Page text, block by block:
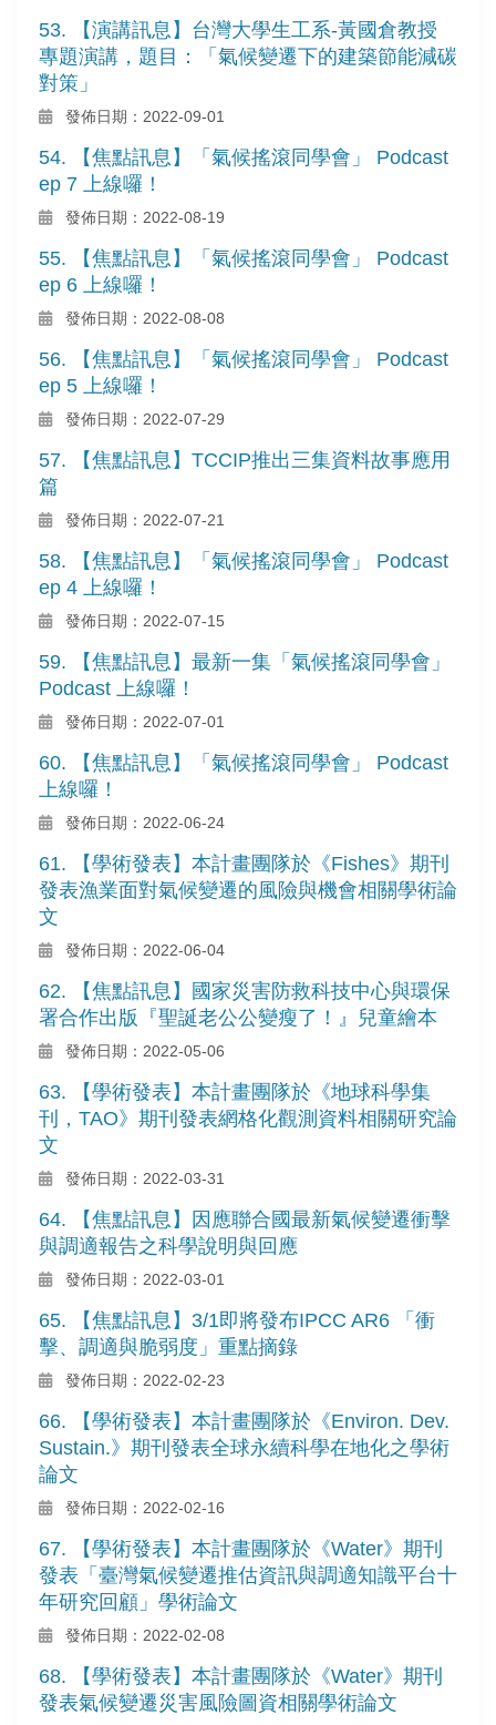
53. 【演講訊息】台灣大學生工系-黃國倉教授
專題演講，題目：「氣候變遷下的建築節能減碳
對策」
發佈日期：2022-09-01
54. 【焦點訊息】「氣候搖滾同學會」 Podcast
ep 7 上線囉！
發佈日期：2022-08-19
55. 【焦點訊息】「氣候搖滾同學會」 Podcast
ep 6 上線囉！
發佈日期：2022-08-08
56. 【焦點訊息】「氣候搖滾同學會」 Podcast
ep 5 上線囉！
發佈日期：2022-07-29
57. 【焦點訊息】TCCIP推出三集資料故事應用
篇
發佈日期：2022-07-21
58. 【焦點訊息】「氣候搖滾同學會」 Podcast
ep 4 上線囉！
發佈日期：2022-07-15
59. 【焦點訊息】最新一集「氣候搖滾同學會」
Podcast 上線囉！
發佈日期：2022-07-01
60. 【焦點訊息】「氣候搖滾同學會」 Podcast
上線囉！
發佈日期：2022-06-24
61. 【學術發表】本計畫團隊於《Fishes》期刊
發表漁業面對氣候變遷的風險與機會相關學術論
文
發佈日期：2022-06-04
62. 【焦點訊息】國家災害防救科技中心與環保
署合作出版『聖誕老公公變瘦了！』兒童繪本
發佈日期：2022-05-06
63. 【學術發表】本計畫團隊於《地球科學集
刊，TAO》期刊發表網格化觀測資料相關研究論
文
發佈日期：2022-03-31
64. 【焦點訊息】因應聯合國最新氣候變遷衝擊
與調適報告之科學說明與回應
發佈日期：2022-03-01
65. 【焦點訊息】3/1即將發布IPCC AR6 「衝
擊、調適與脆弱度」重點摘錄
發佈日期：2022-02-23
66. 【學術發表】本計畫團隊於《Environ. Dev.
Sustain.》期刊發表全球永續科學在地化之學術
論文
發佈日期：2022-02-16
67. 【學術發表】本計畫團隊於《Water》期刊
發表「臺灣氣候變遷推估資訊與調適知識平台十
年研究回顧」學術論文
發佈日期：2022-02-08
68. 【學術發表】本計畫團隊於《Water》期刊
發表氣候變遷災害風險圖資相關學術論文